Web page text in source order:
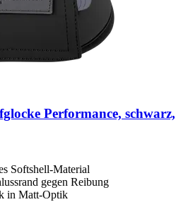
Performance, schwarz,
Softshell-Material
gegen Reibung
in Matt-Optik